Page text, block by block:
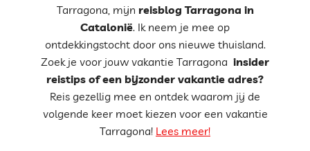
Tarragona, mijn reisblog Tarragona in
Catalonië. Ik neem je mee op
ontdekkingstocht door ons nieuwe thuisland.
Zoek je voor jouw vakantie Tarragona insider
reistips of een bijzonder vakantie adres?
Reis gezellig mee en ontdek waarom jij de
volgende keer moet kiezen voor een vakantie
Tarragona! Lees meer!